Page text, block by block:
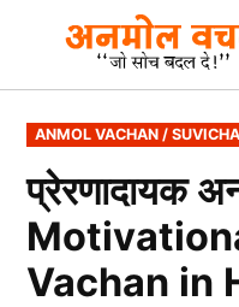
content
POSTED
IN
ANMOL VACHAN /
प्रेरणादायक
Vachan in